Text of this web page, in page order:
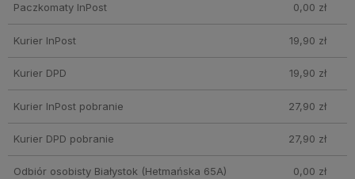
Paczkomaty InPost 0,00 zł
Kurier InPost 19,90 zł
Kurier DPD 19,90 zł
Kurier InPost pobranie 27,90 zł
Kurier DPD pobranie 27,90 zł
Odbiór osobisty Białystok(Hetmańska 65A) 0,00 zł